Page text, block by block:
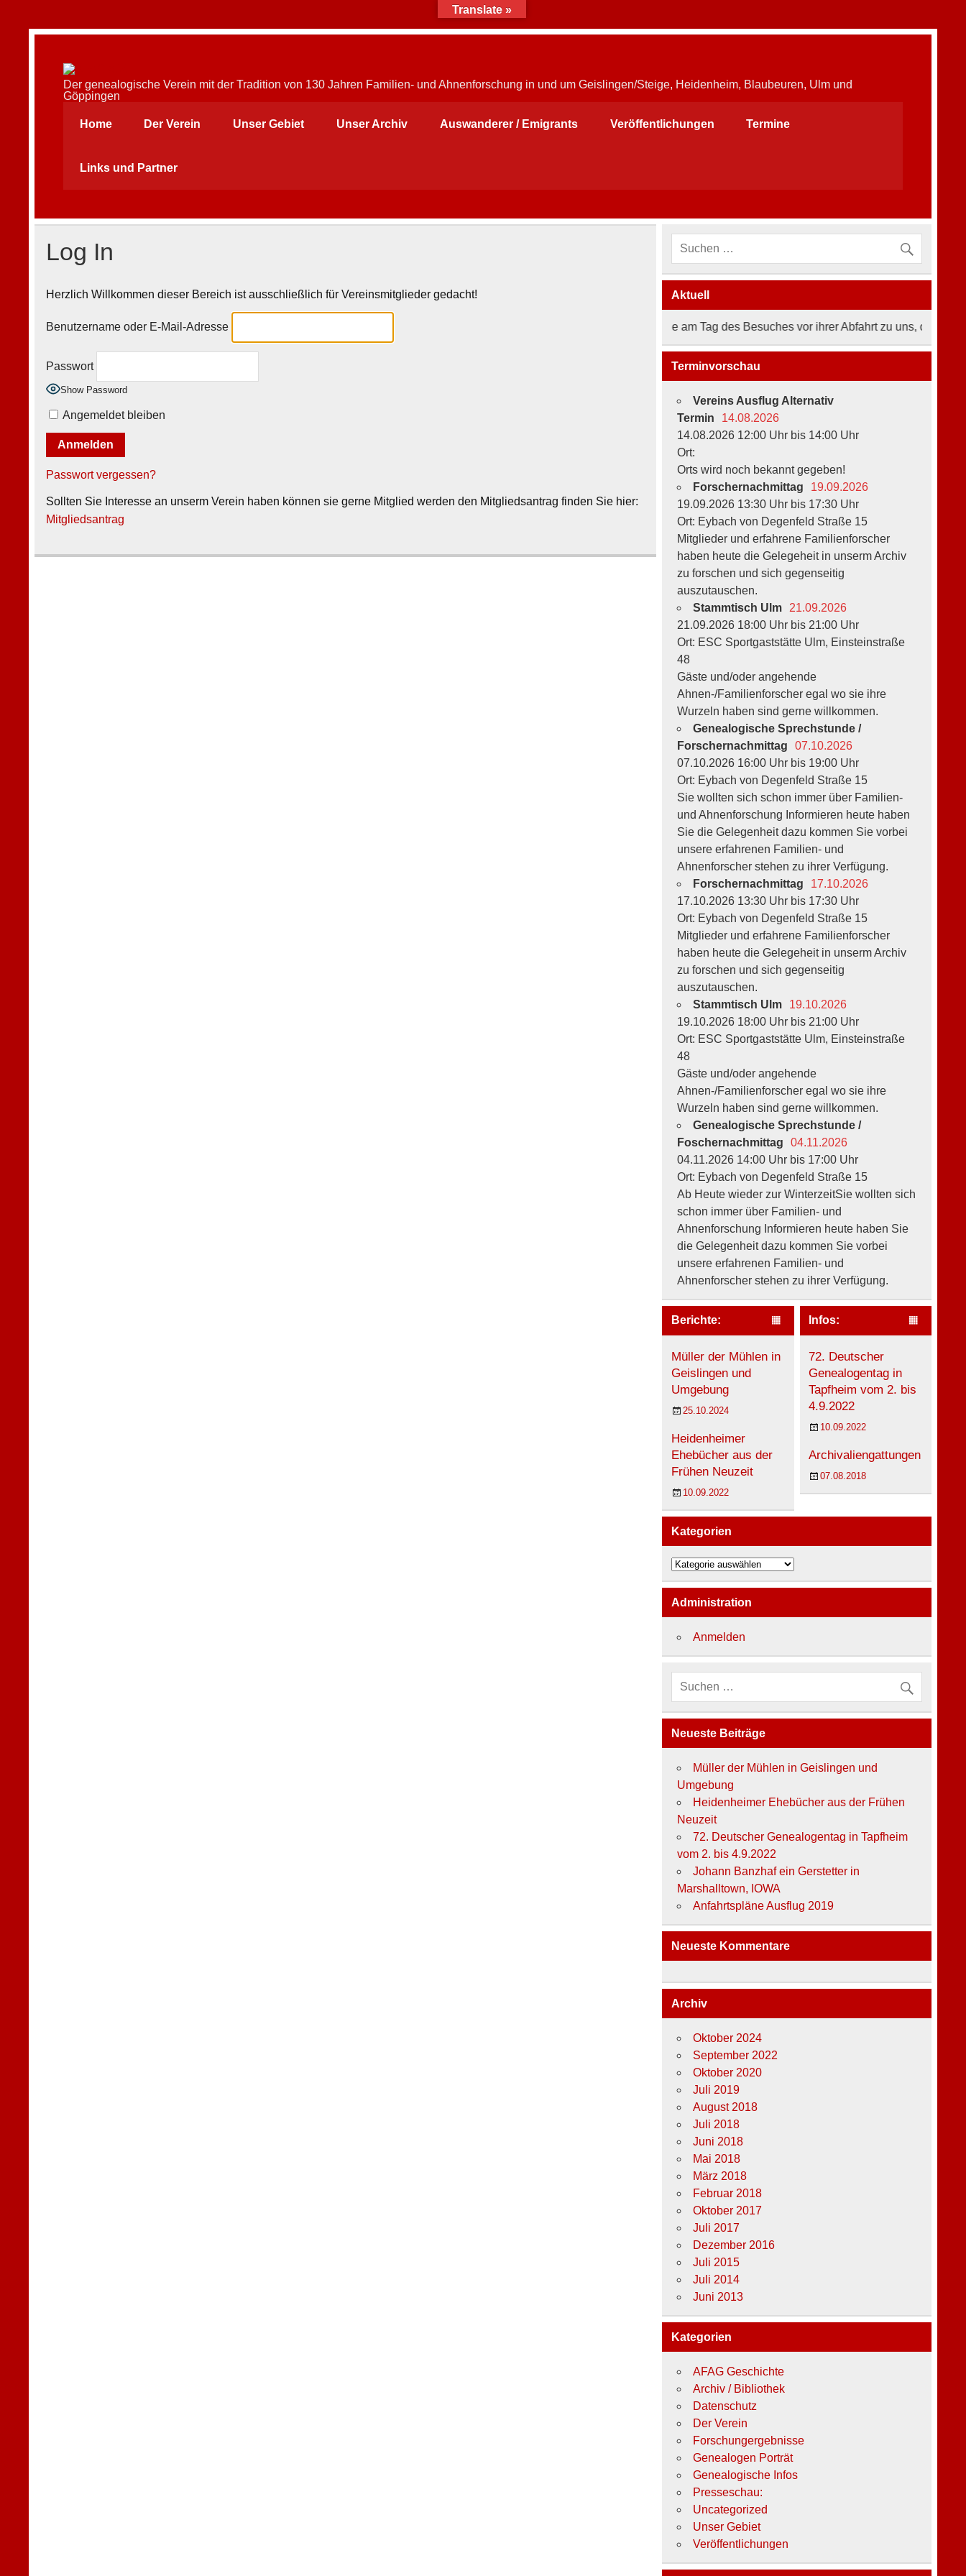
content
AFAG e.V.
Der genealogische Verein mit der Tradition von 130 Jahren Familien- und Ahnenforschung in und um Geislingen/Steige, Heidenheim, Blaubeuren, Ulm und
Göppingen
Home Der Verein Unser Gebiet Unser Archiv Auswanderer / Emigrants Veröffentlichungen Termine
Links und Partner
Log In
Herzlich Willkommen dieser Bereich ist ausschließlich für Vereinsmitglieder gedacht!
Benutzername oder E-Mail-Adresse
Passwort
Show Password
Angemeldet bleiben
Passwort vergessen?
Sollten Sie Interesse an unserm Verein haben können sie gerne Mitglied werden den Mitgliedsantrag finden Sie hier:
Mitgliedsantrag
Aktuell
Bitte überprüfen Sie am Tag des Besuches vor ihrer Abfahrt zu uns, ob sich an
Terminvorschau
Vereins Ausflug Alternativ
Termin
14.08.2026
14.08.2026 12:00 Uhr bis 14:00 Uhr
Ort:
Orts wird noch bekannt gegeben!
Forschernachmittag
19.09.2026
19.09.2026 13:30 Uhr bis 17:30 Uhr
Ort: Eybach von Degenfeld Straße 15
Mitglieder und erfahrene Familienforscher
haben heute die Gelegeheit in unserm Archiv
zu forschen und sich gegenseitig
auszutauschen.
Stammtisch Ulm
21.09.2026
21.09.2026 18:00 Uhr bis 21:00 Uhr
Ort: ESC Sportgaststätte Ulm, Einsteinstraße
48
Gäste und/oder angehende
Ahnen-/Familienforscher egal wo sie ihre
Wurzeln haben sind gerne willkommen.
Genealogische Sprechstunde /
Forschernachmittag
07.10.2026
07.10.2026 16:00 Uhr bis 19:00 Uhr
Ort: Eybach von Degenfeld Straße 15
Sie wollten sich schon immer über Familien-
und Ahnenforschung Informieren heute haben
Sie die Gelegenheit dazu kommen Sie vorbei
unsere erfahrenen Familien- und
Ahnenforscher stehen zu ihrer Verfügung.
Forschernachmittag
17.10.2026
17.10.2026 13:30 Uhr bis 17:30 Uhr
Ort: Eybach von Degenfeld Straße 15
Mitglieder und erfahrene Familienforscher
haben heute die Gelegeheit in unserm Archiv
zu forschen und sich gegenseitig
auszutauschen.
Stammtisch Ulm
19.10.2026
19.10.2026 18:00 Uhr bis 21:00 Uhr
Ort: ESC Sportgaststätte Ulm, Einsteinstraße
48
Gäste und/oder angehende
Ahnen-/Familienforscher egal wo sie ihre
Wurzeln haben sind gerne willkommen.
Genealogische Sprechstunde /
Foschernachmittag
04.11.2026
04.11.2026 14:00 Uhr bis 17:00 Uhr
Ort: Eybach von Degenfeld Straße 15
Ab Heute wieder zur WinterzeitSie wollten sich
schon immer über Familien- und
Ahnenforschung Informieren heute haben Sie
die Gelegenheit dazu kommen Sie vorbei
unsere erfahrenen Familien- und
Ahnenforscher stehen zu ihrer Verfügung.
Berichte:
Müller der Mühlen in
Geislingen und
Umgebung
25.10.2024
Heidenheimer
Ehebücher aus der
Frühen Neuzeit
10.09.2022
Infos:
72. Deutscher
Genealogentag in
Tapfheim vom 2. bis
4.9.2022
10.09.2022
Archivaliengattungen
07.08.2018
Kategorien
K
a
t
e
g
o
e
Administration
Anmelden
Neueste Beiträge
Müller der Mühlen in Geislingen und
Umgebung
Heidenheimer Ehebücher aus der Frühen
Neuzeit
72. Deutscher Genealogentag in Tapfheim
vom 2. bis 4.9.2022
Johann Banzhaf ein Gerstetter in
Marshalltown, IOWA
Anfahrtspläne Ausflug 2019
Neueste Kommentare
Archiv
Oktober 2024
September 2022
Oktober 2020
Juli 2019
August 2018
Juli 2018
Juni 2018
Mai 2018
März 2018
Februar 2018
Oktober 2017
Juli 2017
Dezember 2016
Juli 2015
Juli 2014
Juni 2013
Kategorien
AFAG Geschichte
Archiv / Bibliothek
Datenschutz
Der Verein
Forschungergebnisse
Genealogen Porträt
Genealogische Infos
Presseschau:
Uncategorized
Unser Gebiet
Veröffentlichungen
Translate »